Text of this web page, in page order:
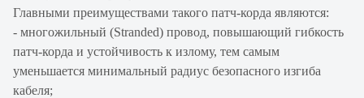
Главными преимуществами такого патч-корда являются:
- многожильный (Stranded) провод, повышающий гибкость
патч-корда и устойчивость к излому, тем самым
уменьшается минимальный радиус безопасного изгиба
кабеля;